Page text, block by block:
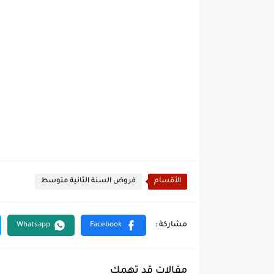
الأقسام فروض السنة الثانية متوسط
مقالات قد تهمك